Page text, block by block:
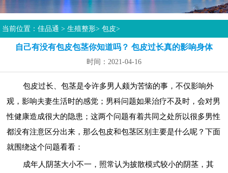
当前位置：佳品通 >生殖整形>包皮>
自己有没有包皮包茎你知道吗？ 包皮过长真的影响身体
时间：2021-04-16
包皮过长、包茎是令许多男人颇为苦恼的事，不仅影响外
观，影响夫妻生活时的感觉；男科问题如果治疗不及时，会对男
性健康造成很大的隐患；这两个问题有着共同之处所以很多男性
都没有注意区分出来，那么包皮和包茎区别主要是什么呢？下面
就围绕这个问题看看：
成年人阴茎大小不一，照常认为披散模式较小的阴茎，其